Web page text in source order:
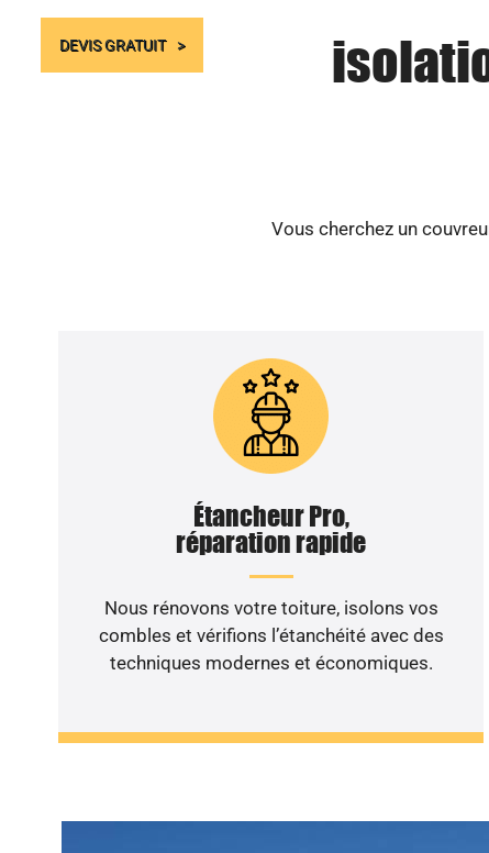
DEVIS GRATUIT
Vous cherchez un
Étancheur Pro,
réparation rapide
Nous rénovons votre toiture, isolons vos
combles et vérifions l’étanchéité avec des
techniques modernes et économiques.